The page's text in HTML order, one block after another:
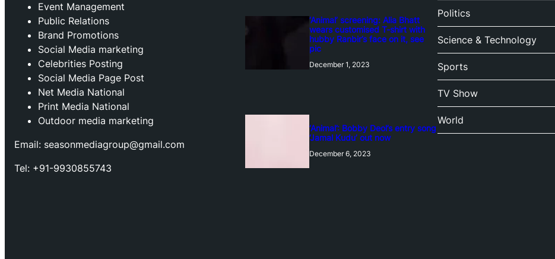
Event Management
Public Relations
Brand Promotions
⁠Social Media marketing
Celebrities Posting
Social Media Page Post
Net Media National
Print Media National
Outdoor media marketing
Email: seasonmediagroup@gmail.com
Tel: +91-9930855743
‘Animal’ screening: Alia Bhatt
wears customised T-shirt with
hubby Ranbir’s face on it, see
pic
December 1, 2023
‘Animal’: Bobby Deol’s entry song
‘Jamal Kudu’ out now
December 6, 2023
Politics
Science & Technology
Sports
TV Show
World